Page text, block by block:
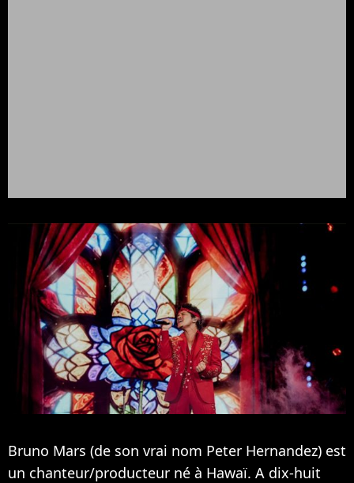
Bruno Mars (de son vrai nom Peter Hernandez) est
un chanteur/producteur né à Hawaï. A dix-huit